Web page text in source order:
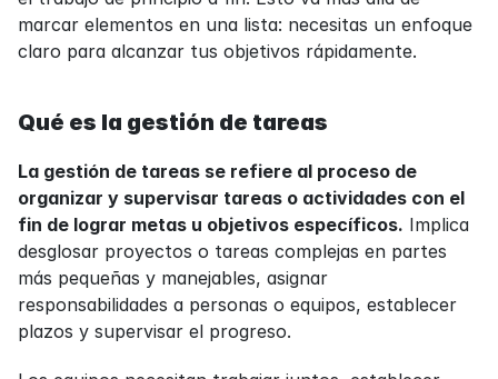
marcar elementos en una lista: necesitas un enfoque
claro para alcanzar tus objetivos rápidamente.
Qué es la gestión de tareas
La gestión de tareas se refiere al proceso de
organizar y supervisar tareas o actividades con el
fin de lograr metas u objetivos específicos. Implica
desglosar proyectos o tareas complejas en partes
más pequeñas y manejables, asignar
responsabilidades a personas o equipos, establecer
plazos y supervisar el progreso.